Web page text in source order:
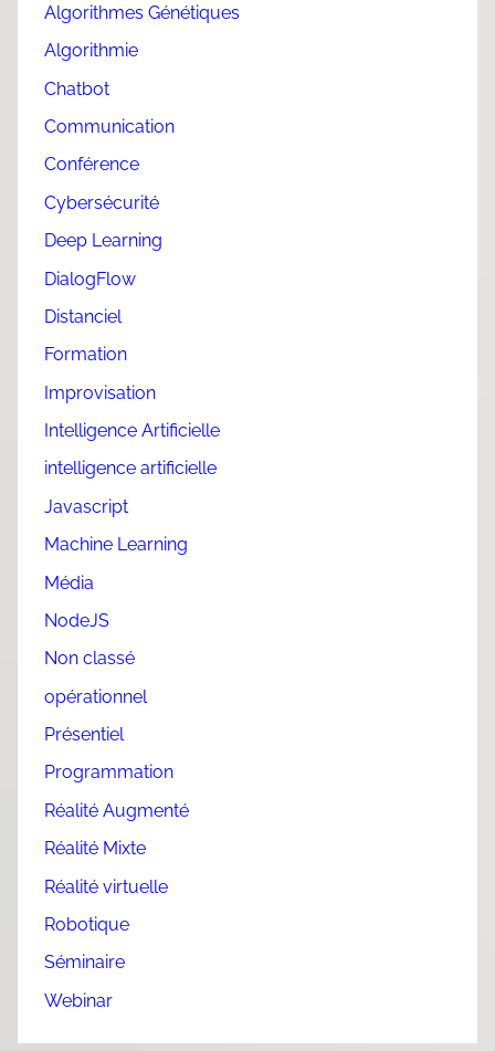
Algorithmes Génétiques
Algorithmie
Chatbot
Communication
Conférence
Cybersécurité
Deep Learning
DialogFlow
Distanciel
Formation
Improvisation
Intelligence Artificielle
intelligence artificielle
Javascript
Machine Learning
Média
NodeJS
Non classé
opérationnel
Présentiel
Programmation
Réalité Augmenté
Réalité Mixte
Réalité virtuelle
Robotique
Séminaire
Webinar